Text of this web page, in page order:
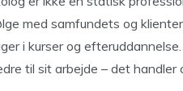
med samfundets og
i kurser og
til sit arbejde – det